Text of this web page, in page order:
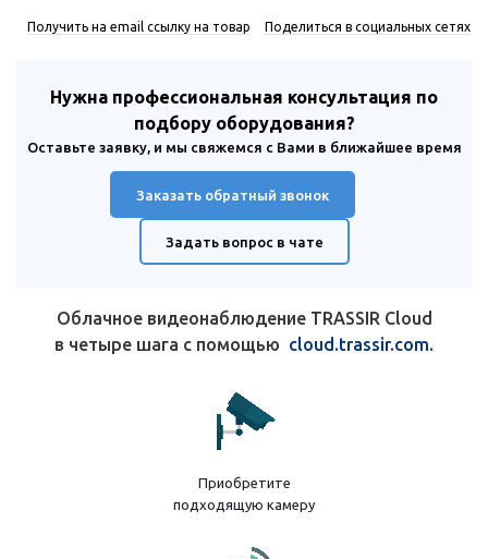
Получить на email ссылку на товар Поделиться в социальных сетях
Нужна профессиональная консультация по
подбору оборудования?
Оставьте заявку, и мы свяжемся с Вами в ближайшее время
Заказать обратный звонок
Задать вопрос в чате
Облачное видеонаблюдение TRASSIR Cloud
в четыре шага с помощью cloud.trassir.com.
Приобретите
подходящую камеру